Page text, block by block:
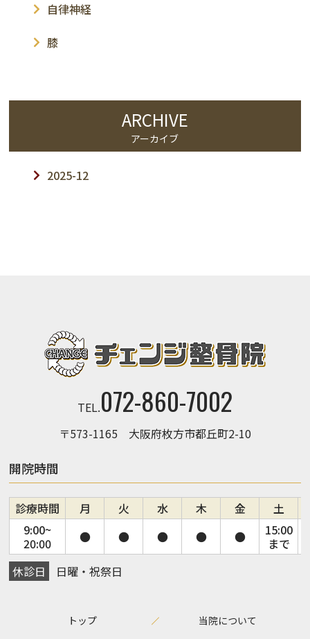
自律神経
膝
ARCHIVE
アーカイブ
2025-12
TEL.072-860-7002
〒573-1165 大阪府枚方市都丘町2-10
開院時間
診療時間 月 火 水 木 金
土
9:00~
20:00
● ● ● ● ●
15:00
まで
休診日
日曜・祝祭日
トップ
当院について